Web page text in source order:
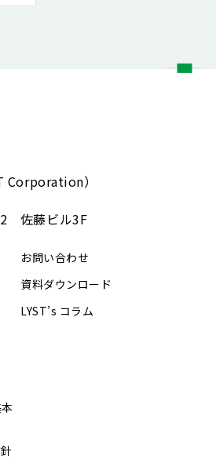
Corporation）
佐藤ビル3F
お問い合わせ
資料ダウンロード
LYST’s コラム